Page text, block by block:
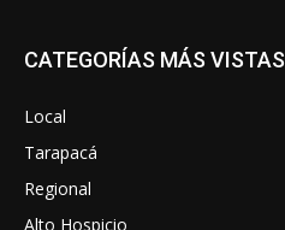
CATEGORÍAS MÁS VISTAS
Local
Tarapacá
Regional
Alto Hospicio